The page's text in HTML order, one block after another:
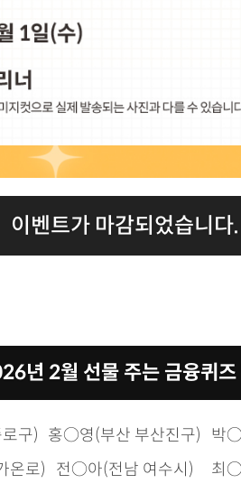
읽을거리와 관련된 아래 퀴즈를
드립니다!
라이프 스타일과 맞닿은 개념
요?
드'를 확인해보세요!
(화) 오후 1시
이벤트가 마감되었습니다.
년 2월 선물 주는 금융퀴즈
구) 홍○영(부산 부산진구) 박○
온로) 전○아(전남 여수시) 최○